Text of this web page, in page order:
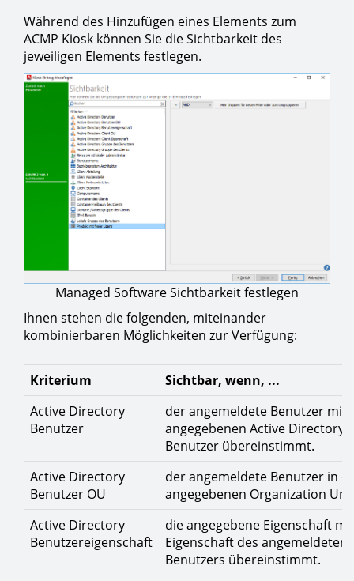
Während des Hinzufügen eines Elements zum
ACMP Kiosk können Sie die Sichtbarkeit des
jeweiligen Elements festlegen.
Managed Software Sichtbarkeit festlegen
Ihnen stehen die folgenden, miteinander
kombinierbaren Möglichkeiten zur Verfügung:
Kriterium
Sichtbar, wenn, ...
Active Directory
Benutzer
der angemeldete Benutzer mit
angegebenen Active Directory
Benutzer übereinstimmt.
Active Directory
Benutzer OU
der angemeldete Benutzer in
angegebenen Organization
Active Directory
Benutzereigenschaft
die angegebene Eigenschaft
Eigenschaft des angemeldeten
Benutzers übereinstimmt.